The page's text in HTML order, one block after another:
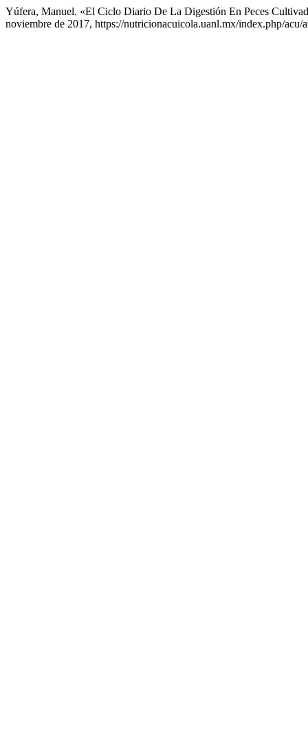
Yúfera, Manuel. «El Ciclo Diario De La Digestión En Peces
noviembre de 2017, https://nutricionacuicola.uanl.mx/index.php/acu/